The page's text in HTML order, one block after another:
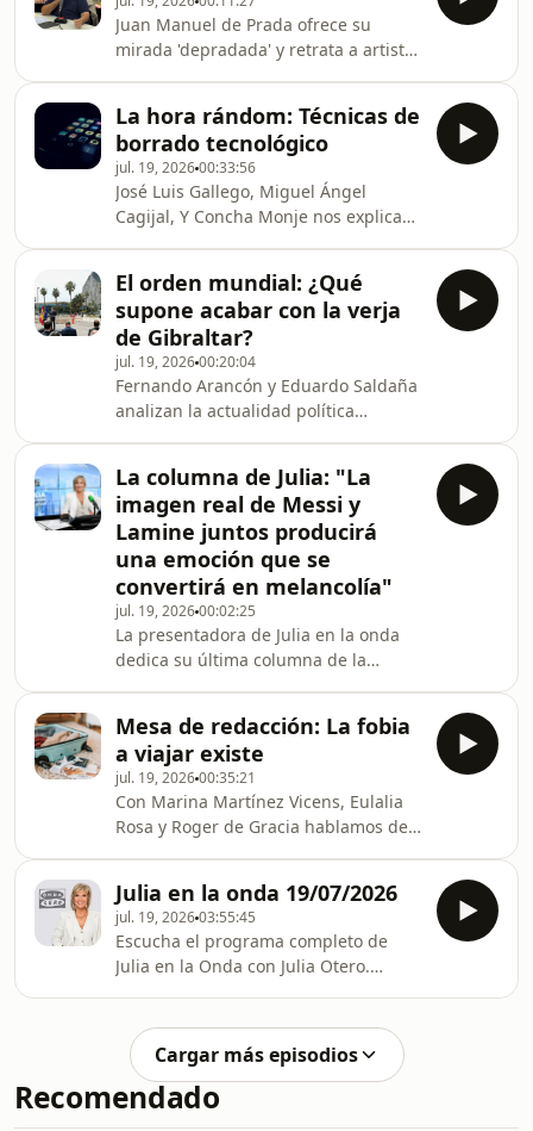
Juan Manuel de Prada ofrece su
mirada 'depradada' y retrata a artistas
todas las Artes.
La hora rándom: Técnicas de
borrado tecnológico
jul. 19, 202600:33:56
José Luis Gallego, Miguel Ángel
Cagijal, Y Concha Monje nos explican
de la pintora que mejor susurraba a
los caballos.
El orden mundial: ¿Qué
supone acabar con la verja
de Gibraltar?
jul. 19, 202600:20:04
Fernando Arancón y Eduardo Saldaña
analizan la actualidad política
mundial' en Julia en la Onda.
La columna de Julia: "La
imagen real de Messi y
Lamine juntos producirá
una emoción que se
convertirá en melancolía"
jul. 19, 202600:02:25
La presentadora de Julia en la onda
dedica su última columna de la
una fotografía icónica: Messi y Yamal
20 años después de esa imagen del
argentino bañando al español cuando
era un bebé: "Para uno es su primer
Mundial; para otro, el último".
Mesa de redacción: La fobia
a viajar existe
jul. 19, 202600:35:21
Con Marina Martínez Vicens, Eulalia
Rosa y Roger de Gracia hablamos de
para la final del Mundial.
Julia en la onda 19/07/2026
jul. 19, 202603:55:45
Escucha el programa completo de
Julia en la Onda con Julia Otero.
domingos de 8:00 a 12:00.
Cargar más episodios
Recomendado